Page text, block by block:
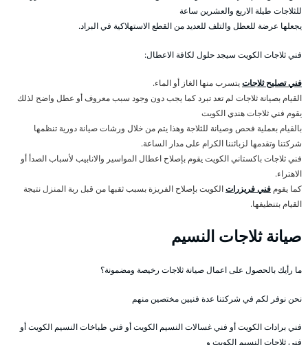
للثلاجات طيلة الاربع والعشرين ساعة
يجعلها عرضة للعطل والتلف للعديد من القطع الاستهلاكية في البراد.
فني ثلاجات الكويت سيجد حلول لكافة الاعطال:
فني تصليح ثلاجاتيتسرب منها الغاز أو الماء.
القيام بصيانة ثلاجات لم تعد تبرد كما يجب دون وجود سبب معروف أو عطل واضح لذلك
يقوم فني ثلاجات هندي الكويت
بالقيام بعملية فحص وصيانة للثلاجة وهذا يتم من خلال ورشات صيانة دورية تنظمها
شركتنا وتقدمها لزبائننا الكرام على مدار الساعة.
فني ثلاجات باكستاني الكويت يقوم بإصلاح اعطال المواسير والانابيب لأسباب الصدأ أو
الاهتراء.
كما يقوم فني فريزراتالكويت بإصلاح الفريزة بسبب ثقبها من قبل ربة المنزل نتيجة
القيام بتنظيفها.
صيانة ثلاجات النسيم
ما رأيك بالحصول على اعمال صيانة ثلاجات رخيصة ومضمونة؟
نحن نوفر لكم في شركتنا عدة فنيين مختصين منهم
فني برادات الكويت أو فني غسالات النسيم الكويت أو فني طباخات النسيم الكويت أو
فني ثلاجات النسيم الكويت و